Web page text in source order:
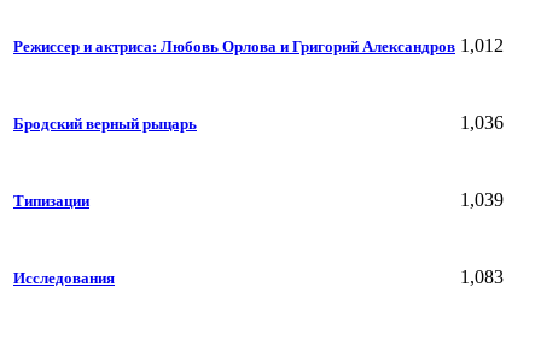
Режиссер и актриса: Любовь Орлова и Григорий Александров 1,012
Бродский верный рыцарь 1,036
Типизации 1,039
Исследования 1,083